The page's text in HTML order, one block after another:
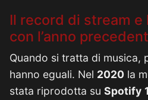
Il record di stream
con l’anno
Quando si tratta di musica,
hanno eguali. Nel 2020 la
stata riprodotta su Spotify